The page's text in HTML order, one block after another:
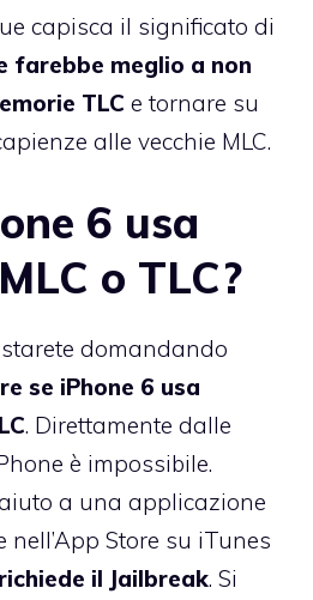
capisca il significato di
farebbe meglio a non
TLC e tornare su
alle vecchie MLC.
6 usa
o TLC?
domandando
se iPhone 6 usa
. Direttamente dalle
è impossibile.
a una applicazione
nell’App Store su iTunes
il Jailbreak. Si